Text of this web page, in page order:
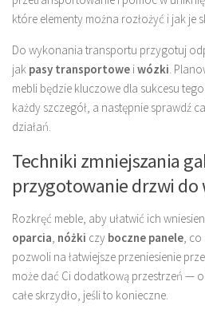
które elementy można rozłożyć i jak je
Do wykonania transportu przygotuj
jak pasy transportowe iwózki .
mebli będzie kluczowe dla sukcesu
każdy szczegół, a następnie sprawdź
działań.
Techniki zmniejszania
przygotowanie drzwi do
Rozkręć meble, aby ułatwić ich
oparcia nóżki czy boczne panele ,
pozwoli na łatwiejsze przeniesienie
może dać Ci dodatkową przestrzeń —
całe skrzydło, jeśli to konieczne.